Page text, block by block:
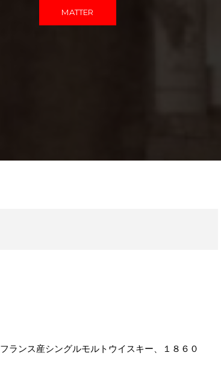
MATTER
ランス産シングルモルトウイスキー、１８６０